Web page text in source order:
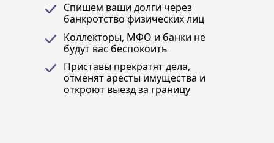
Cпишем ваши долги через
банкротство физических лиц
Коллекторы, МФО и банки не
будут вас беспокоить
Приставы прекратят дела,
отменят аресты имущества и
откроют выезд за границу